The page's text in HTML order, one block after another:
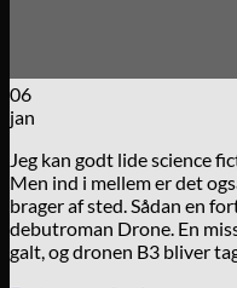
06
jan
Jeg kan godt lide science
Men ind i mellem er det
brager af sted. Sådan en
debutroman Drone. En
galt, og dronen B3 bliver